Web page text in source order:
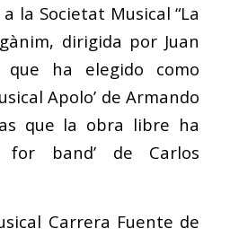
la Societat Musical “La
dirigida por Juan
que ha elegido como
Apolo’ de Armando
que la obra libre ha
for band’ de Carlos
Carrera Fuente de